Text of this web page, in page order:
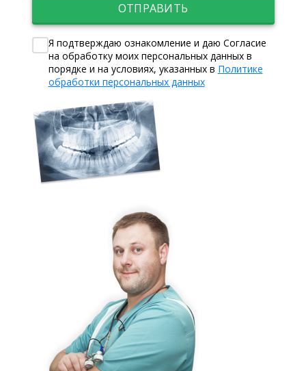
ОТПРАВИТЬ
Я подтверждаю ознакомление и даю Согласие
на обработку моих персональных данных в
порядке и на условиях, указанных в Политике
обработки персональных данных